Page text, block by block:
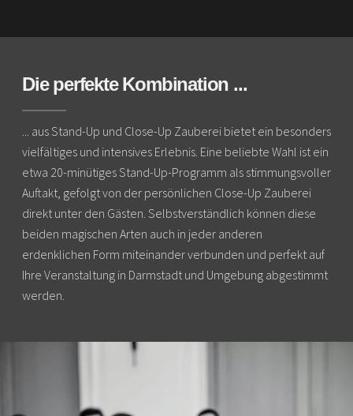
Die perfekte Kombination ...
... aus Stand-Up und Close-Up Zauberei bietet ein besonders
vielfältiges und intensives Erlebnis. Eine beliebte Wahl ist ein
etwa 20-minütiges Stand-Up-Programm als stimmungsvoller
Auftakt, gefolgt von der persönlichen Close-Up Zauberei
direkt unter den Gästen. Selbstverständlich können diese
beiden magischen Arten auch in jeder anderen
erdenklichen Form miteinander verbunden und perfekt auf
Ihre Veranstaltung in Darmstadt und Umgebung abgestimmt
werden.